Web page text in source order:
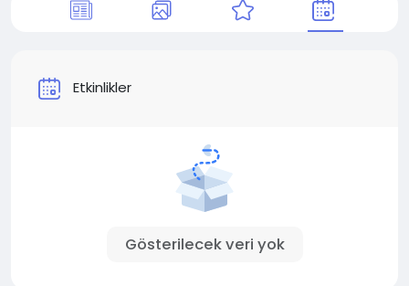
Etkinlikler
Gösterilecek veri yok